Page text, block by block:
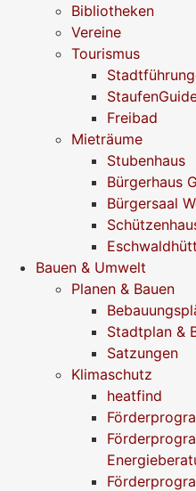
Bibliotheken
Vereine
Tourismus
Freibad
Mieträume
Stubenhaus
Bürgerhaus
Bürgersaal
Bauen & Umwelt
Planen & Bauen
Stadtplan &
Satzungen
Klimaschutz
heatfind